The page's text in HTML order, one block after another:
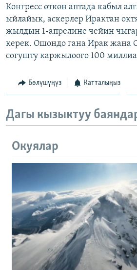
Конгресс өткөн аптада кабыл
ыйлайык, аскерлер Ирактан
жылдын 1-апрелине чейин
керек. Ошондо гана Ирак жана
согушту каржылоого 100
Бөлүшүңүз Катталыңыз
Дагы кызыктуу
Окуялар